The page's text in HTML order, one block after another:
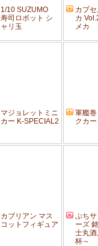
1/10 SUZUMO
寿司ロボット シ
ャリ玉
カプ
カ
メカ
マジョレットミニ
カー K-SPECIAL2
軍艦
クカ
カブリアン マス
コットフィギュア
ぷち
ーズ
士丸
杯～